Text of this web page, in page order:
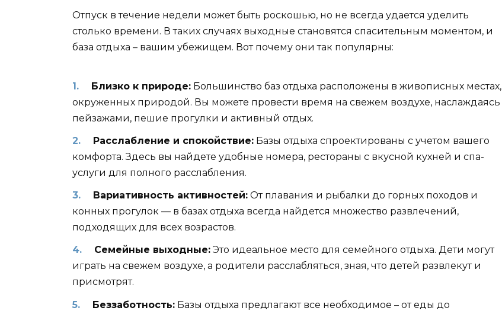
Отпуск в течение недели может быть роскошью, но не всегда удается уделить
столько времени. В таких случаях выходные становятся спасительным моментом, и
база отдыха – вашим убежищем. Вот почему они так популярны:
Близко к природе:Большинство баз отдыха расположены в живописных местах,
окруженных природой. Вы можете провести время на свежем воздухе, наслаждаясь
пейзажами, пешие прогулки и активный отдых.
Расслабление и спокойствие:Базы отдыха спроектированы с учетом вашего
комфорта. Здесь вы найдете удобные номера, рестораны с вкусной кухней и спа-
услуги для полного расслабления.
Вариативность активностей:От плавания и рыбалки до горных походов и
конных прогулок — в базах отдыха всегда найдется множество развлечений,
подходящих для всех возрастов.
Семейные выходные:Это идеальное место для семейного отдыха. Дети могут
играть на свежем воздухе, а родители расслабляться, зная, что детей развлекут и
присмотрят.
Беззаботность:Базы отдыха предлагают все необходимое – от еды до